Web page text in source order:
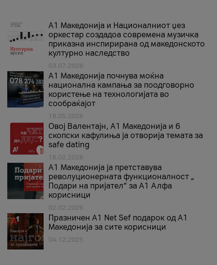
А1 Македонија и Националниот џез
оркестар создадоа современа музичка
приказна инспирирана од македонското
културно наследство
03.07.2026
A1 Македонија почнува моќна
национална кампања за поодговорно
користење на технологијата во
сообраќајот
18.05.2026
Овој Валентајн, A1 Македонија и 6
скопски кафулиња ја отворија темата за
safe dating
16.02.2026
А1 Македонија ја претставува
револуционерната функционалност „
Подари на пријател“ за А1 Алфа
корисници
02.02.2026
Празничен A1 Net Sеf подарок од А1
Македонија за сите корисници
04.12.2025